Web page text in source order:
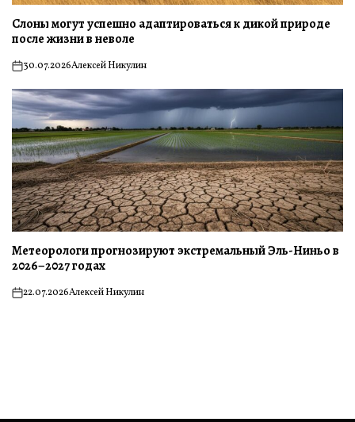
Слоны могут успешно адаптироваться к дикой природе
после жизни в неволе
on30.07.2026Алексей Никулин
Метеорологи прогнозируют экстремальный Эль-Ниньо в
2026–2027 годах
on22.07.2026Алексей Никулин